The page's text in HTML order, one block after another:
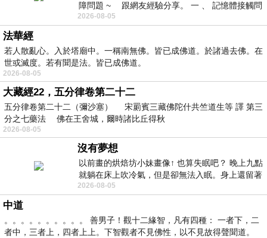
障問題 ~ 跟網友經驗分享。 一 、 記憶體接觸問
題 : 記憶體即
2026-08-05
法華經
若人散亂心。入於塔廟中。一稱南無佛。皆已成佛道。於諸過去佛。在
世或滅度。若有聞是法。皆已成佛道。
2026-08-05
大藏經22，五分律卷第二十二
五分律卷第二十二（彌沙塞） 宋罽賓三藏佛陀什共竺道生等 譯 第三
分之七藥法 佛在王舍城，爾時諸比丘得秋
2026-08-05
沒有夢想
以前畫的烘焙坊小妹畫像↑ 也算失眠吧？ 晚上九點
就躺在床上吹冷氣，但是卻無法入眠。身上還留著
四點多跑的六公里的疲
2026-08-05
中道
。。。。。。。。。。 善男子！觀十二緣智，凡有四種： 一者下，二
者中，三者上，四者上上。下智觀者不見佛性，以不見故得聲聞道。